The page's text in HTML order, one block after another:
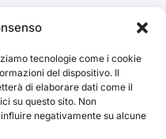
tecnologie come i cookie
del dispositivo. Il
di elaborare dati come il
su questo sito. Non
negativamente su alcune
Cerca